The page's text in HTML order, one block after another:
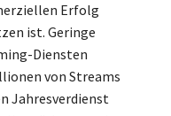
Erfolg
ist. Geringe
Diensten
von Streams
Jahresverdienst